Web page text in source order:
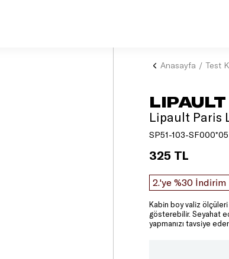
Anasayfa Test
LIPAULT
Lipault Paris
SP51-103-SF000*05
325 TL
2.'ye %30 İndirim
Kabin boy valiz
gösterebilir. Seyahat
yapmanızı tavsiye